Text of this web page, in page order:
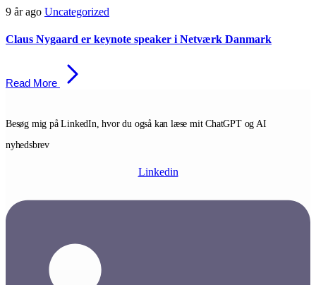
Skip
Skip
primary
navigation
content
9 år ago Uncategorized
Claus Nygaard er keynote speaker i Netværk Danmark
Read More
Besøg mig på LinkedIn, hvor du også kan læse mit ChatGPT og AI
nyhedsbrev
Linkedin